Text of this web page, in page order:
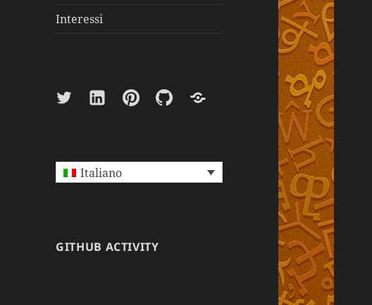
Interessi
TwitterLinkedinPinterestGithubPaypal
Italiano
GITHUB ACTIVITY